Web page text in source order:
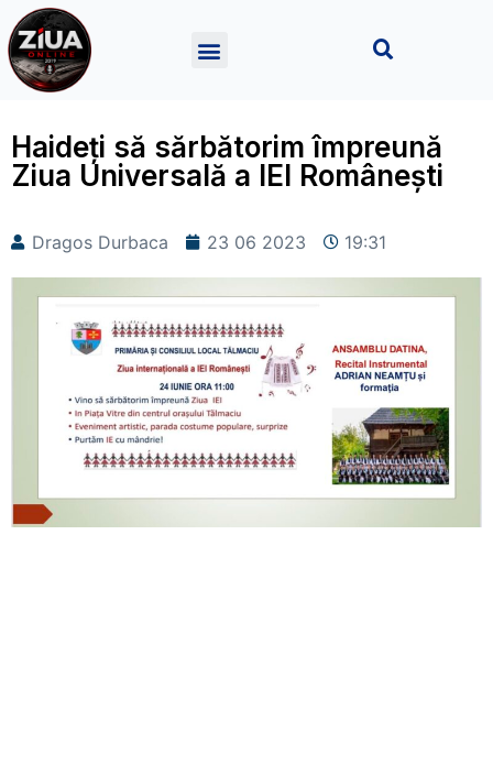
Haideți să sărbătorim împreună
Ziua Universală a IEI Românești
Dragos Durbaca 23 06 2023 19:31